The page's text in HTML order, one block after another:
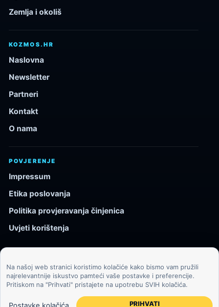
Zemlja i okoliš
KOZMOS.HR
Naslovna
Newsletter
Partneri
Kontakt
O nama
POVJERENJE
Impressum
Etika poslovanja
Politika provjeravanja činjenica
Uvjeti korištenja
© 2026 Kozmos.hr. Sva prava pridržana.
Svemir, znanost, tehnologija i velike ideje za znatiželjne
čitatelje.
Na našoj web stranici koristimo kolačiće kako bismo vam pružili
najrelevantnije iskustvo pamteći vaše postavke i preferencije.
Pritiskom na "Prihvati" pristajete na upotrebu SVIH kolačića.
PRIHVATI